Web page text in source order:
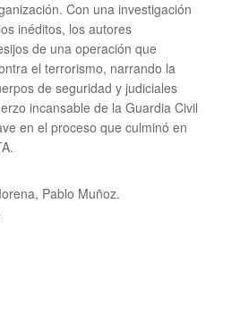
Con una investigación
inéditos, los autores
de una operación que
el terrorismo, narrando la
de seguridad y judiciales
incansable de la Guardia Civil
en el proceso que culminó en
Pablo Muñoz.